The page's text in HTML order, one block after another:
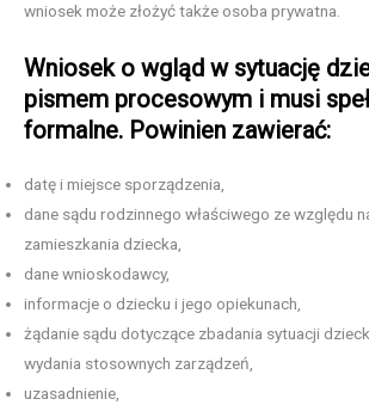
wniosek może złożyć także osoba prywatna.
Wniosek o wgląd w sytuację
pismem procesowym i musi
formalne. Powinien zawierać:
datę i miejsce sporządzenia,
dane sądu rodzinnego właściwego ze względu
zamieszkania dziecka,
dane wnioskodawcy,
informacje o dziecku i jego opiekunach,
żądanie sądu dotyczące zbadania sytuacji
wydania stosownych zarządzeń,
uzasadnienie,